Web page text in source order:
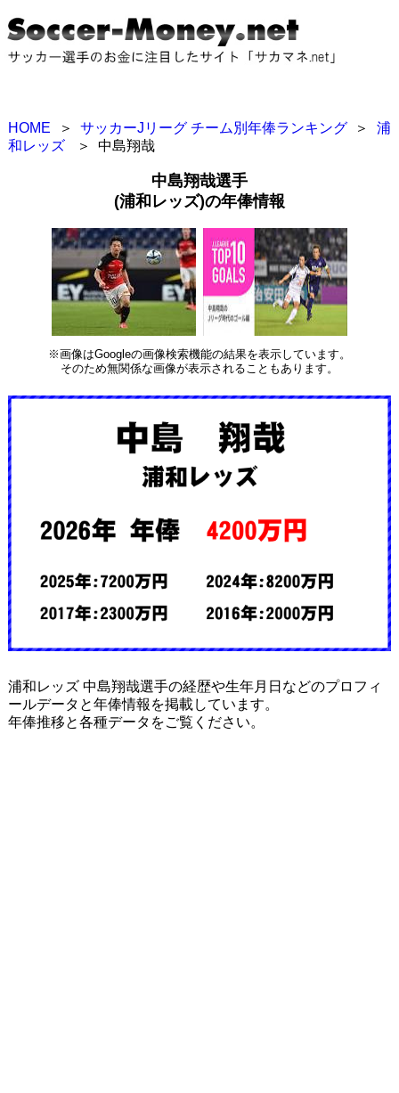
HOME ＞ サッカーJリーグ チーム別年俸ランキング ＞
浦
和レッズ
＞ 中島翔哉
中島翔哉選手
(浦和レッズ)の年俸情報
※画像はGoogleの画像検索機能の結果を表示しています。
そのため無関係な画像が表示されることもあります。
浦和レッズ 中島翔哉選手の経歴や生年月日などのプロフィ
ールデータと年俸情報を掲載しています。
年俸推移と各種データをご覧ください。